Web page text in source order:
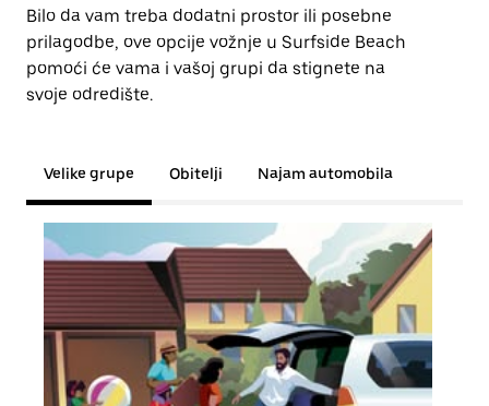
Bilo da vam treba dodatni prostor ili posebne
prilagodbe, ove opcije vožnje u Surfside Beach
pomoći će vama i vašoj grupi da stignete na
svoje odredište.
Velike grupe Obitelji Najam automobila